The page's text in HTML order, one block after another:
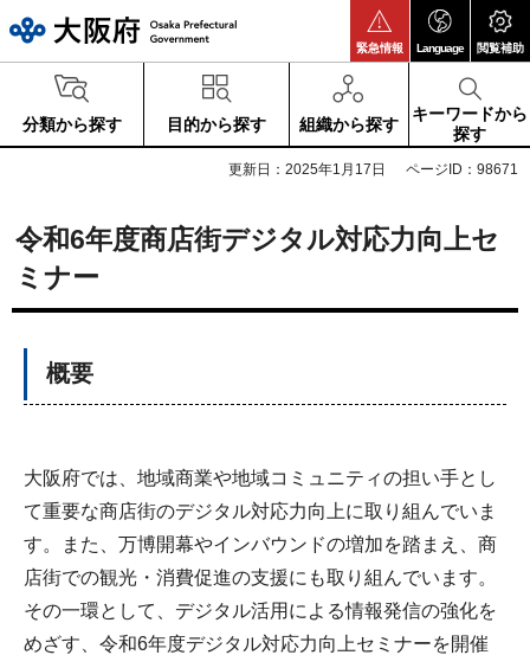
緊急情報 Language 閲覧補助
分類から探す 目的から探す 組織から探す
キーワードから
探す
更新日：2025年1月17日 ページID：98671
令和6年度商店街デジタル対応力向上セ
ミナー
概要
大阪府では、地域商業や地域コミュニティの担い手とし
て重要な商店街のデジタル対応力向上に取り組んでいま
す。また、万博開幕やインバウンドの増加を踏まえ、商
店街での観光・消費促進の支援にも取り組んでいます。
その一環として、デジタル活用による情報発信の強化を
めざす、令和6年度デジタル対応力向上セミナーを開催